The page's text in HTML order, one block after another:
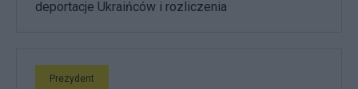
deportacje Ukraińców i rozliczenia
Prezydent